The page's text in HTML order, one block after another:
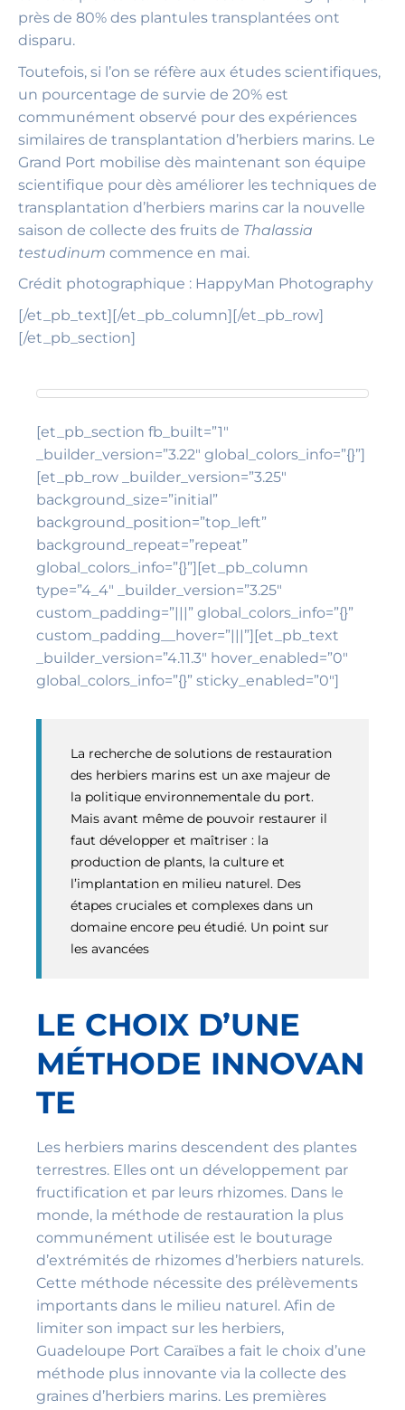
près de 80% des plantules transplantées ont
disparu.
Toutefois, si l’on se réfère aux études scientifiques,
un pourcentage de survie de 20% est
communément observé pour des expériences
similaires de transplantation d’herbiers marins. Le
Grand Port mobilise dès maintenant son équipe
scientifique pour dès améliorer les techniques de
transplantation d’herbiers marins car la nouvelle
saison de collecte des fruits de Thalassia
testudinum commence en mai.
Crédit photographique : HappyMan Photography
[/et_pb_text][/et_pb_column][/et_pb_row]
[/et_pb_section]
[et_pb_section fb_built=”1″
_builder_version=”3.22″ global_colors_info=”{}”]
[et_pb_row _builder_version=”3.25″
background_size=”initial”
background_position=”top_left”
background_repeat=”repeat”
global_colors_info=”{}”][et_pb_column
type=”4_4″ _builder_version=”3.25″
custom_padding=”|||” global_colors_info=”{}”
custom_padding__hover=”|||”][et_pb_text
_builder_version=”4.11.3″ hover_enabled=”0″
global_colors_info=”{}” sticky_enabled=”0″]
La recherche de solutions de restauration
des herbiers marins est un axe majeur de
la politique environnementale du port.
Mais avant même de pouvoir restaurer il
faut développer et maîtriser : la
production de plants, la culture et
l’implantation en milieu naturel. Des
étapes cruciales et complexes dans un
domaine encore peu étudié. Un point sur
les avancées
LE CHOIX D’UNE
MÉTHODE INNOVAN
TE
Les herbiers marins descendent des plantes
terrestres. Elles ont un développement par
fructification et par leurs rhizomes. Dans le
monde, la méthode de restauration la plus
communément utilisée est le bouturage
d’extrémités de rhizomes d’herbiers naturels.
Cette méthode nécessite des prélèvements
importants dans le milieu naturel. Afin de
limiter son impact sur les herbiers,
Guadeloupe Port Caraïbes a fait le choix d’une
méthode plus innovante via la collecte des
graines d’herbiers marins. Les premières